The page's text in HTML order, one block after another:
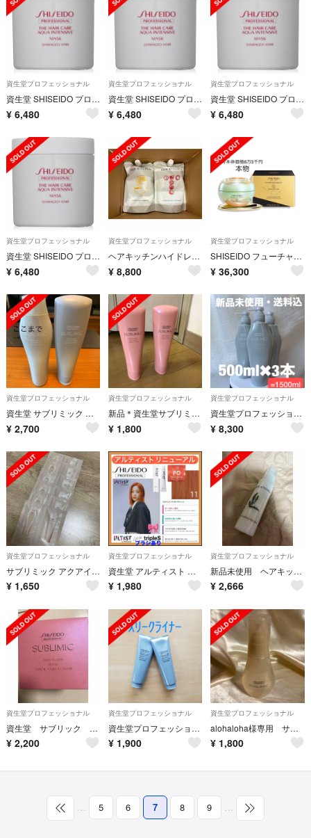
資生堂プロフェッショナル
資生堂 SHISEIDO プロフェッショナル アクアインテンシブ マスク
¥ 6,480
資生堂プロフェッショナル
資生堂 SHISEIDO プロフェッショナル アクアインテンシブ マスク
¥ 6,480
資生堂プロフェッショナル
資生堂 SHISEIDO プロフェッショナル アクアインテンシブ マスク
¥ 6,480
資生堂プロフェッショナル
資生堂 SHISEIDO プロフェッショナル アクアインテンシブ マスク
¥ 6,480
資生堂プロフェッショナル
ヘアキッチンハイドレイティングシャンプー&モイスチャライジングトリート詰替用1L
¥ 8,800
資生堂プロフェッショナル
SHISEIDO フューチャーソリューション LXレジェンダリーEN クリーム
¥ 36,300
資生堂プロフェッショナル
資生堂 サブリミック アデノバイタル シャンプー ＆トリートメント250ml
¥ 2,700
資生堂プロフェッショナル
新品＊資生堂サブリミックエアリーフロートリートメント
¥ 1,800
資生堂プロフェッショナル
資生堂プロフェッショナル アデノバイタル シャンプー 500ml×3本
¥ 8,300
資生堂プロフェッショナル
サブリミック アクアインテンシブ サンプル パウチセット
¥ 1,650
資生堂プロフェッショナル
資生堂 アルティスト ⑪ピンクオレンジ 【ブリーチとセットで合計5%割引
¥ 1,980
資生堂プロフェッショナル
新品未使用 ヘアキッチン テクスチャライジング ライトミルク ヘアトリートメント
¥ 2,666
資生堂プロフェッショナル
資生堂 サブリック エアリーフロー マスク
¥ 2,200
資生堂プロフェッショナル
資生堂プロフェッショナル ザ・ヘアケア スリークライナー トリートメント 1(…
¥ 1,900
資生堂プロフェッショナル
alohaloha様専用 サブリミック アクアインセンティブ ベルベットオイル
¥ 1,800
… 5 6 7 8 9 …